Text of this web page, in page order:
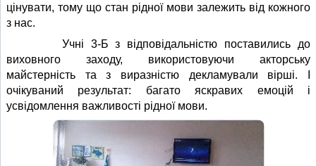
цінувати, тому що стан рідної мови залежить від кожного
з нас.
Учні 3-Б з відповідальністю поставились до
виховного заходу, використовуючи акторську
майстерність та з виразністю декламували вірші. І
очікуваний результат: багато яскравих емоцій і
усвідомлення важливості рідної мови.